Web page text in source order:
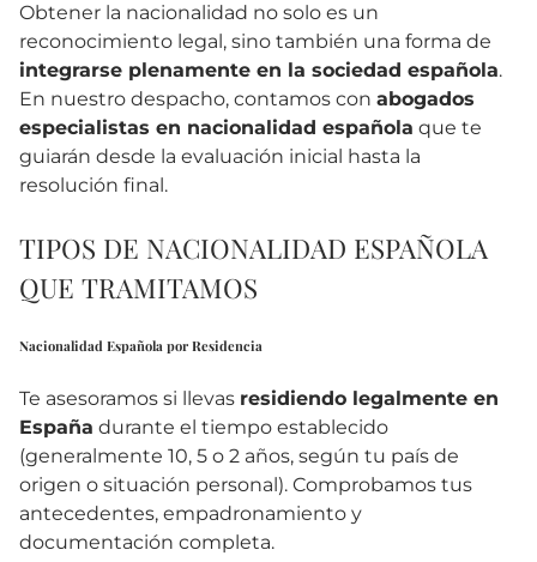
Obtener la nacionalidad no solo es un
reconocimiento legal, sino también una forma de
integrarse plenamente en la sociedad española.
En nuestro despacho, contamos con abogados
especialistas en nacionalidad española que te
guiarán desde la evaluación inicial hasta la
resolución final.
TIPOS DE NACIONALIDAD ESPAÑOLA
QUE TRAMITAMOS
Nacionalidad Española por Residencia
Te asesoramos si llevas residiendo legalmente en
España durante el tiempo establecido
(generalmente 10, 5 o 2 años, según tu país de
origen o situación personal). Comprobamos tus
antecedentes, empadronamiento y
documentación completa.